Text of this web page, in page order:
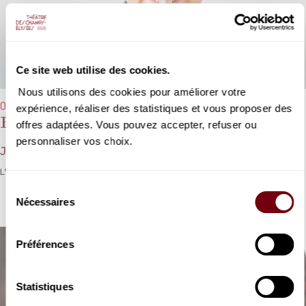
Ce site web utilise des cookies.
Nous utilisons des cookies pour améliorer votre
expérience, réaliser des statistiques et vous proposer des
offres adaptées. Vous pouvez accepter, refuser ou
personnaliser vos choix.
Nécessaires
Préférences
Statistiques
Passion selon Saint Jean
01/04/2026 - 19h30
Jean-Sébastien Bach
L’une des pages majeures de l’histoire de la musique sacrée.